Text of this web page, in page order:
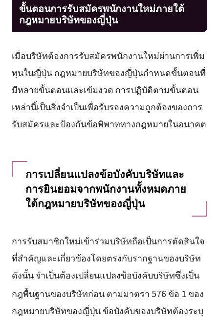
ขั้นตอนการรับสมัครพนักงานใหม่ภายใต้
กฎหมายบริษัทของญี่ปุ่น
เมื่อบริษัทต้องการรับสมัครพนักงานใหม่ผ่านการเพิ่ม
ทุนในญี่ปุ่น กฎหมายบริษัทของญี่ปุ่นกำหนดขั้นตอนที่
มีหลายขั้นตอนและเข้มงวด การปฏิบัติตามขั้นตอน
เหล่านี้เป็นสิ่งจำเป็นเพื่อรับรองความถูกต้องของการ
รับสมัครและป้องกันข้อพิพาททางกฎหมายในอนาคต
การเปลี่ยนแปลงข้อบังคับบริษัทและ
การยินยอมจากพนักงานทั้งหมดภาย
ใต้กฎหมายบริษัทของญี่ปุ่น
การรับสมาชิกใหม่เข้าร่วมบริษัทถือเป็นการตัดสินใจ
ที่สำคัญและเกี่ยวข้องโดยตรงกับรากฐานของบริษัท
ดังนั้น จำเป็นต้องเปลี่ยนแปลงข้อบังคับบริษัทซึ่งเป็น
กฎพื้นฐานของบริษัทก่อนตามมาตรา 576 ข้อ 1 ของ
กฎหมายบริษัทของญี่ปุ่น ข้อบังคับของบริษัทต้องระบุ